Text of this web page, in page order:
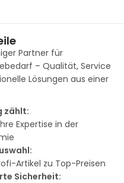
Partner für
– Qualität, Service
Lösungen aus einer
zählt:
Expertise in der
Artikel zu Top-Preisen
Sicherheit: